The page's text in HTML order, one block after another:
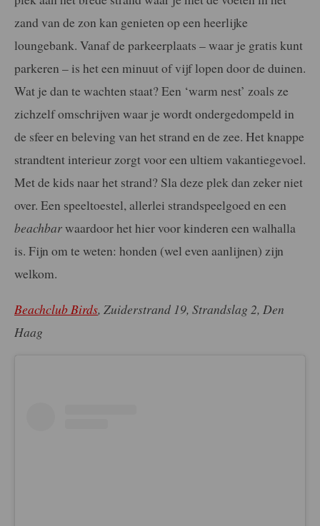
zand van de zon kan genieten op een heerlijke
loungebank. Vanaf de parkeerplaats – waar je gratis kunt
parkeren – is het een minuut of vijf lopen door de duinen.
Wat je dan te wachten staat? Een ‘warm nest’ zoals ze
zichzelf omschrijven waar je wordt ondergedompeld in
de sfeer en beleving van het strand en de zee. Het knappe
strandtent interieur zorgt voor een ultiem vakantiegevoel.
Met de kids naar het strand? Sla deze plek dan zeker niet
over. Een speeltoestel, allerlei strandspeelgoed en een
beachbarwaardoor het hier voor kinderen een walhalla
is. Fijn om te weten: honden (wel even aanlijnen) zijn
welkom.
Beachclub Birds, Zuiderstrand 19, Strandslag 2, Den
Haag